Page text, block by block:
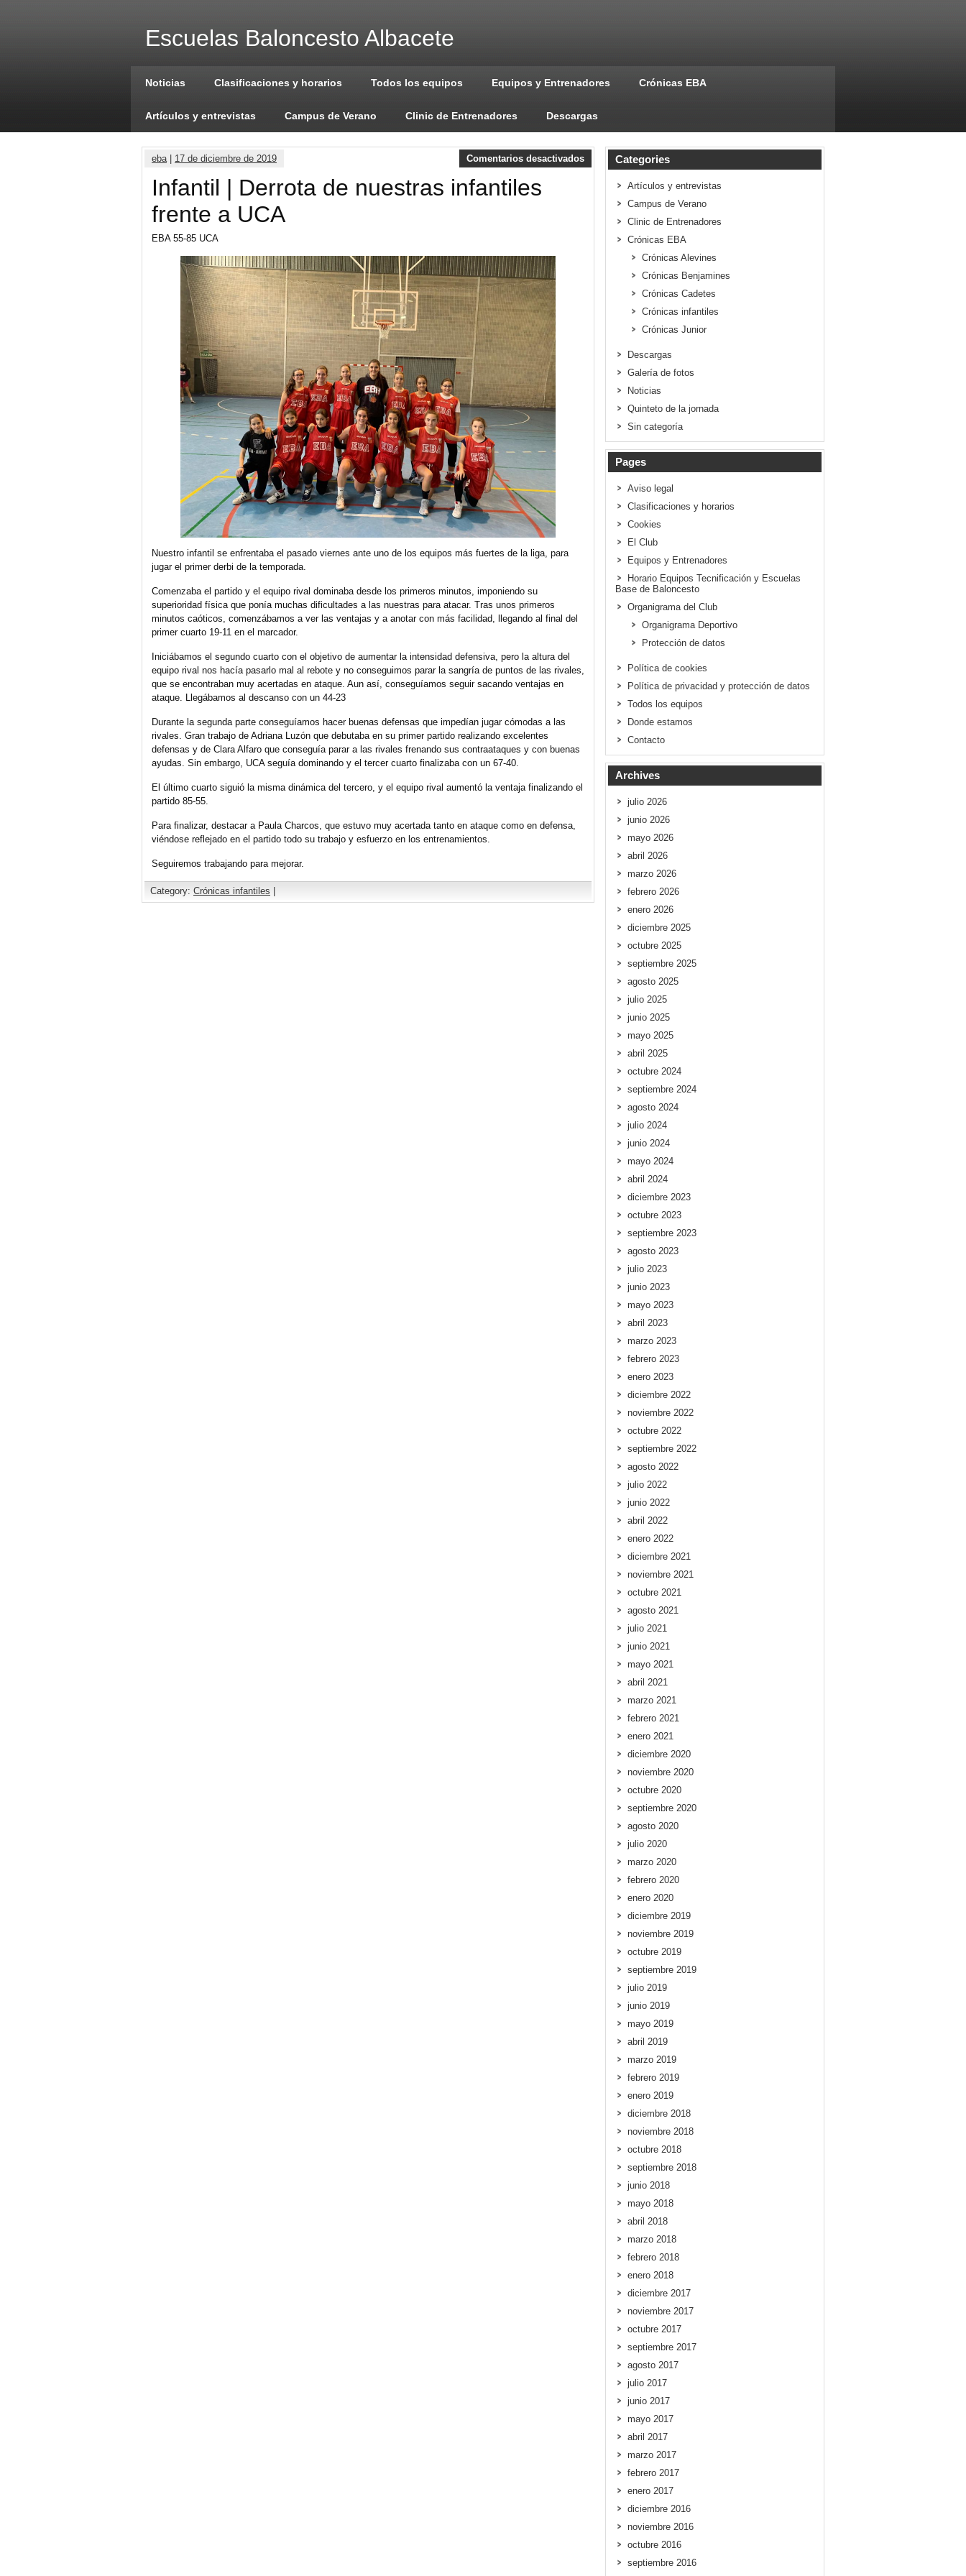
Escuelas Baloncesto Albacete
Noticias Clasificaciones y horarios Todos los equipos Equipos y Entrenadores Crónicas EBA
Artículos y entrevistas Campus de Verano Clinic de Entrenadores Descargas
eba| 17 de diciembre de 2019 Comentarios desactivados
Infantil | Derrota de nuestras infantiles
frente a UCA
EBA 55-85 UCA
Nuestro infantil se enfrentaba el pasado viernes ante uno de los equipos más fuertes de la liga, para
jugar el primer derbi de la temporada.
Comenzaba el partido y el equipo rival dominaba desde los primeros minutos, imponiendo su
superioridad física que ponía muchas dificultades a las nuestras para atacar. Tras unos primeros
minutos caóticos, comenzábamos a ver las ventajas y a anotar con más facilidad, llegando al final del
primer cuarto 19-11 en el marcador.
Iniciábamos el segundo cuarto con el objetivo de aumentar la intensidad defensiva, pero la altura del
equipo rival nos hacía pasarlo mal al rebote y no conseguimos parar la sangría de puntos de las rivales,
que se encontraban muy acertadas en ataque. Aun así, conseguíamos seguir sacando ventajas en
ataque. Llegábamos al descanso con un 44-23
Durante la segunda parte conseguíamos hacer buenas defensas que impedían jugar cómodas a las
rivales. Gran trabajo de Adriana Luzón que debutaba en su primer partido realizando excelentes
defensas y de Clara Alfaro que conseguía parar a las rivales frenando sus contraataques y con buenas
ayudas. Sin embargo, UCA seguía dominando y el tercer cuarto finalizaba con un 67-40.
El último cuarto siguió la misma dinámica del tercero, y el equipo rival aumentó la ventaja finalizando el
partido 85-55.
Para finalizar, destacar a Paula Charcos, que estuvo muy acertada tanto en ataque como en defensa,
viéndose reflejado en el partido todo su trabajo y esfuerzo en los entrenamientos.
Seguiremos trabajando para mejorar.
Category: Crónicas infantiles
Categories
Artículos y entrevistas
Campus de Verano
Clinic de Entrenadores
Crónicas EBA
Crónicas Alevines
Crónicas Benjamines
Crónicas Cadetes
Crónicas infantiles
Crónicas Junior
Descargas
Galería de fotos
Noticias
Quinteto de la jornada
Sin categoría
Pages
Aviso legal
Clasificaciones y horarios
Cookies
El Club
Equipos y Entrenadores
Horario Equipos Tecnificación y Escuelas
Base de Baloncesto
Organigrama del Club
Organigrama Deportivo
Protección de datos
Política de cookies
Política de privacidad y protección de datos
Todos los equipos
Donde estamos
Contacto
Archives
julio 2026
junio 2026
mayo 2026
abril 2026
marzo 2026
febrero 2026
enero 2026
diciembre 2025
octubre 2025
septiembre 2025
agosto 2025
julio 2025
junio 2025
mayo 2025
abril 2025
octubre 2024
septiembre 2024
agosto 2024
julio 2024
junio 2024
mayo 2024
abril 2024
diciembre 2023
octubre 2023
septiembre 2023
agosto 2023
julio 2023
junio 2023
mayo 2023
abril 2023
marzo 2023
febrero 2023
enero 2023
diciembre 2022
noviembre 2022
octubre 2022
septiembre 2022
agosto 2022
julio 2022
junio 2022
abril 2022
enero 2022
diciembre 2021
noviembre 2021
octubre 2021
agosto 2021
julio 2021
junio 2021
mayo 2021
abril 2021
marzo 2021
febrero 2021
enero 2021
diciembre 2020
noviembre 2020
octubre 2020
septiembre 2020
agosto 2020
julio 2020
marzo 2020
febrero 2020
enero 2020
diciembre 2019
noviembre 2019
octubre 2019
septiembre 2019
julio 2019
junio 2019
mayo 2019
abril 2019
marzo 2019
febrero 2019
enero 2019
diciembre 2018
noviembre 2018
octubre 2018
septiembre 2018
junio 2018
mayo 2018
abril 2018
marzo 2018
febrero 2018
enero 2018
diciembre 2017
noviembre 2017
octubre 2017
septiembre 2017
agosto 2017
julio 2017
junio 2017
mayo 2017
abril 2017
marzo 2017
febrero 2017
enero 2017
diciembre 2016
noviembre 2016
octubre 2016
septiembre 2016